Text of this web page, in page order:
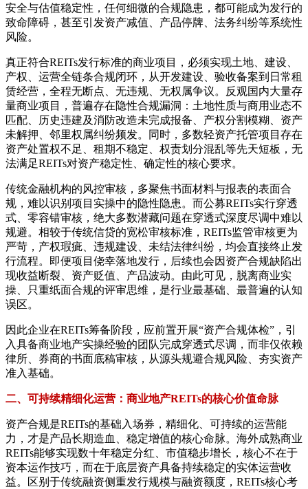
安全与估值稳定性，任何细微的合规隐患，都可能成为发行的
致命障碍，甚至引发资产减值、产品停牌、法务纠纷等系统性
风险。
真正符合REITs发行标准的商业项目，必须实现土地、建设、
产权、运营全链条合规闭环，从开发建设、验收备案到日常租
赁经营，全程无断点、无违规、无权属争议。反观国内大量存
量商业项目，普遍存在隐性合规漏洞：土地性质与商用业态不
匹配、历史违建及消防改造未完成报备、产权分割模糊、资产
未解押、邻里权属纠纷频发。同时，多数轻资产托管项目存在
资产处置权不足、租期不稳定、权责划分混乱等先天短板，无
法满足REITs对资产稳定性、确定性的核心要求。
传统金融机构的风控审核，多聚焦书面材料与报表的表面合
规，难以识别项目实操中的隐性隐患。而公募REITs实行穿透
式、零容错审核，绝大多数潜藏问题在穿透式深度尽调中难以
规避。相较于传统信贷的宽松审核标准，REITs监管审核更为
严苛，产权瑕疵、违规建设、未结法律纠纷，均会直接终止发
行流程。即便项目侥幸落地发行，后续也会因资产合规缺陷出
现收益断裂、资产贬值、产品波动。由此可见，脱离商业实
操、只重纸面合规的评审思维，是行业最基础、最普遍的认知
误区。
因此企业在REITs筹备阶段，应前置开展“资产合规体检”，引
入具备商业地产实操经验的团队完成穿透式尽调，而非仅依赖
律所、券商的书面底稿审核，从源头规避合规风险、夯实资产
准入基础。
二、可持续精细化运营：商业地产REITs的核心价值命脉
资产合规是REITs的基础入场券，精细化、可持续的运营能
力，才是产品长期造血、稳定增值的核心命脉。海外成熟商业
REITs能够实现数十年稳定分红、市值稳步增长，核心不在于
资本运作技巧，而在于底层资产具备持续稳定的实体运营收
益。区别于传统融资侧重发行规模与融资额度，REITs核心考